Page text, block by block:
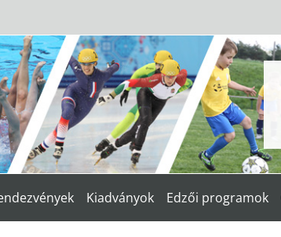
Kiadványok Edzői programok